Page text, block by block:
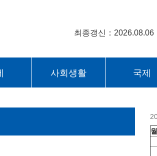
최종갱신：2026.08.06
사회생활 국제
월